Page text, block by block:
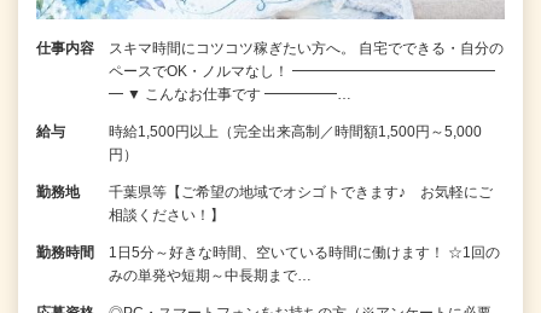
仕事内容
スキマ時間にコツコツ稼ぎたい方へ。 自宅でできる・自分の
ペースでOK・ノルマなし！ ━━━━━━━━━━━━━━
━ ▼ こんなお仕事です ━━━━━…
給与
時給1,500円以上（完全出来高制／時間額1,500円～5,000
円）
勤務地
千葉県等【ご希望の地域でオシゴトできます♪ お気軽にご
相談ください！】
勤務時間
1日5分～好きな時間、空いている時間に働けます！ ☆1回の
みの単発や短期～中長期まで…